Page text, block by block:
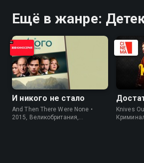
Ещё в жанре:
И никого не стало
And Then There Were None •
2015, Великобритания,
Knives